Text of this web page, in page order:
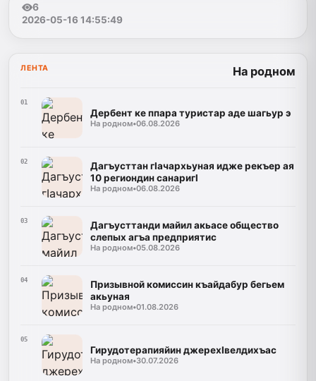
6
2026-05-16 14:55:49
ЛЕНТА На родном
01
Дербент ке ппара туристар аде шагьур э
На родном•06.08.2026
02
Дагъусттан гIачархьуная идже рекъер ая
10 региондин санаригl
На родном•06.08.2026
03
Дагъусттанди майил акьасе общество
слепых агъа предприятис
На родном•05.08.2026
04
Призывной комиссин къайдабур бегьем
акьуная
На родном•01.08.2026
05
Гирудотерапияйин джерехIвелдихъас
На родном•30.07.2026